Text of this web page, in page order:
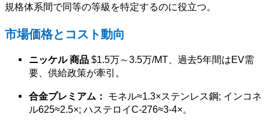
規格体系間で同等の等級を特定するのに役立つ。
市場価格とコスト動向
ニッケル 商品 $1.5万～3.5万/MT、過去5年間はEV需
要、供給政策が牽引。
合金プレミアム：
モネル≈1.3×ステンレス鋼; インコネ
ル625≈2.5×; ハステロイC-276≈3-4×。